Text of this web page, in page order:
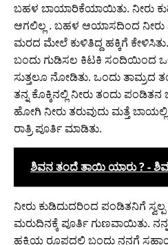
ಬಹಳ ಬಾಯಾರಿಕೆಯಾಯಿತು. ನೀರು
ಆಗಲಿಲ್ಲ . ಬಹಳ ಆಯಾಸದಿಂದ ನೀರು
ಮರದ ಮೇಲೆ ಕುಳಿತಿದ್ದ ಹಕ್ಕಿಗೆ
ಬಂದು ಗುಡಿಸಲ ಕಿಟಕಿ ಸಂದಿಯಿಂದ
ಸುತ್ತಲೂ ನೋಡಿತು. ಒಂದು ತಾಮ್ರದ
ತನ್ನ ಕೊಕ್ಕಿನಲ್ಲಿ ನೀರು ತಂದು
ಹೋಗಿ ನೀರು ತರುವುದು ಮತ್ತೆ
ರಾತ್ರಿ ಪೂರ್ತಿ ಮಾಡಿತು.
ಶಿವನ ತಂದೆ ತಾಯಿ ಯಾರು ? -
ನೀರು ಕುಡಿದುದರಿಂದ ಪಂಡಿತನಿಗೆ
ಮರುದಿನಕ್ಕೆ ಪೂರ್ತಿ ಗುಣವಾಯಿತು.
ಹಕ್ಕಿಯ ರೂಪದಲ್ಲಿ ಬಂದು ನನಗೆ